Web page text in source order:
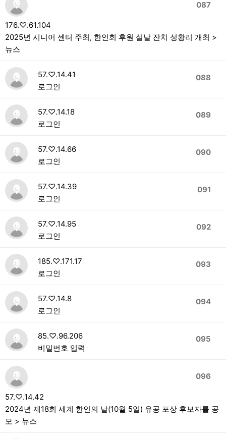
087
176.♡.61.104
2025년 시니어 센터 주최, 한인회 후원 설날 잔치 성황리 개최 >
뉴스
088
57.♡.14.41
로그인
089
57.♡.14.18
로그인
090
57.♡.14.66
로그인
091
57.♡.14.39
로그인
092
57.♡.14.95
로그인
093
185.♡.171.17
로그인
094
57.♡.14.8
로그인
095
85.♡.96.206
비밀번호 입력
096
57.♡.14.42
2024년 제18회 세계 한인의 날(10월 5일) 유공 포상 후보자를 공
모 > 뉴스